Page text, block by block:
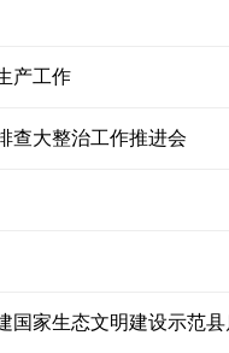
产工作
查大整治工作推进会
国家生态文明建设示范